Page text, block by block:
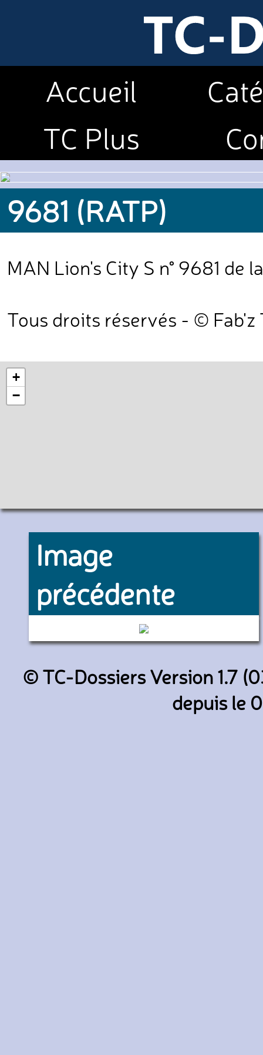
Accueil
TC Plus
9681 (RATP)
MAN Lion's City S n° 9681 de
Tous droits réservés - © Fab'z
+
−
Image
précédente
199147 (Keolis CIF)
© TC-Dossiers Version 1.7
depuis le